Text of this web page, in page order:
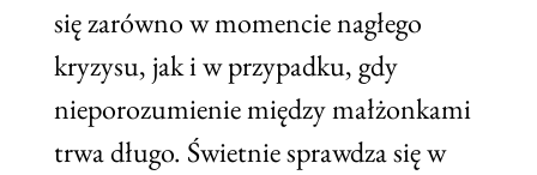
się zarówno w momencie nagłego
kryzysu, jak i w przypadku, gdy
nieporozumienie między małżonkami
trwa długo. Świetnie sprawdza się w